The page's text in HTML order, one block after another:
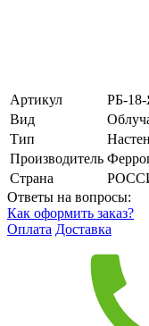
Артикул
РБ-
Вид
Тип
Производитель
Страна
Ответы на вопросы:
Как оформить заказ?
Оплата Доставка